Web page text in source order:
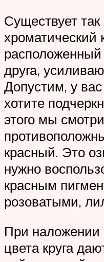
Существует
хроматический
расположенный
друга,
Допустим, у
хотите
этого мы
красный. Это
нужно
красным
розоватыми,
При наложении
цвета круга